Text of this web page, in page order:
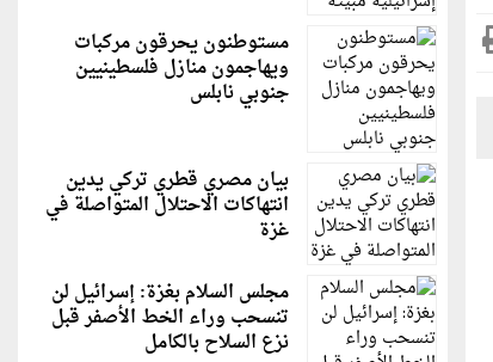
مستوطنون يحرقون مركبات
ويهاجمون منازل فلسطينيين
جنوبي نابلس
بيان مصري قطري تركي يدين
انتهاكات الاحتلال المتواصلة في
غزة
مجلس السلام بغزة: إسرائيل لن
تنسحب وراء الخط الأصفر قبل
نزع السلاح بالكامل